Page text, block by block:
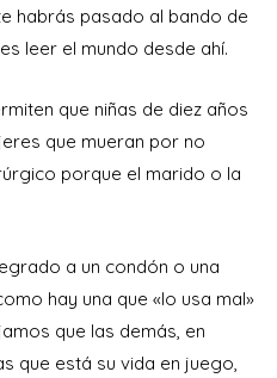
habrás pasado al bando de
leer el mundo desde ahí.
que niñas de diez años
que mueran por no
porque el marido o la
a un condón o una
hay una que «lo usa mal»
que las demás, en
que está su vida en juego,